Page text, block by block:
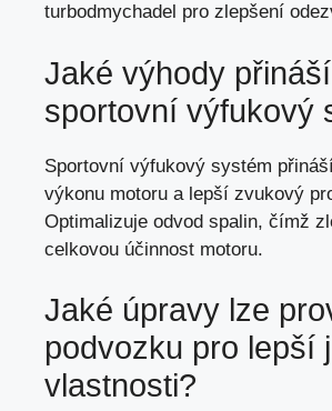
turbodmychadel pro zlepšení
Jaké výhody přináší
sportovní výfukový
Sportovní výfukový systém
výkonu motoru a lepší zvukový
Optimalizuje odvod spalin, čímž
celkovou účinnost motoru.
Jaké úpravy lze
podvozku pro lepší
vlastnosti?